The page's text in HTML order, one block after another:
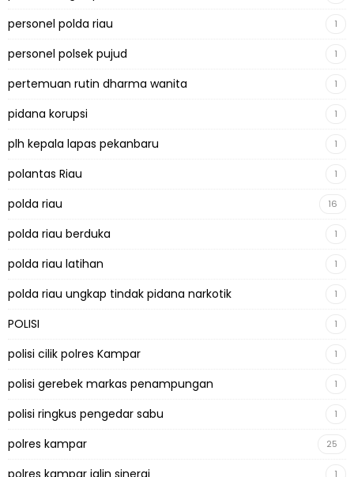
personel polda riau 1
personel polsek pujud 1
pertemuan rutin dharma wanita 1
pidana korupsi 1
plh kepala lapas pekanbaru 1
polantas Riau 1
polda riau 16
polda riau berduka 1
polda riau latihan 1
polda riau ungkap tindak pidana narkotik 1
POLISI 1
polisi cilik polres Kampar 1
polisi gerebek markas penampungan 1
polisi ringkus pengedar sabu 1
polres kampar 25
1